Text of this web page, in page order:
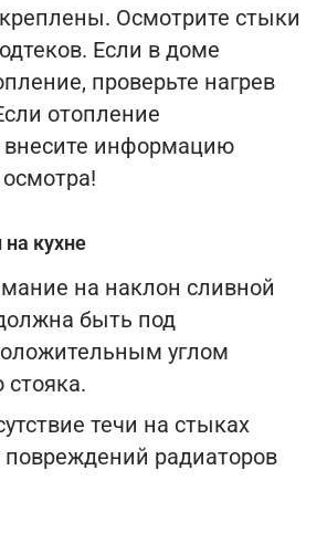
Осмотрите стыки
Если в доме
проверьте нагрев
отопление
внесите информацию
кухне
на наклон сливной
быть под
углом
стояка.
течи на стыках
повреждений радиаторов